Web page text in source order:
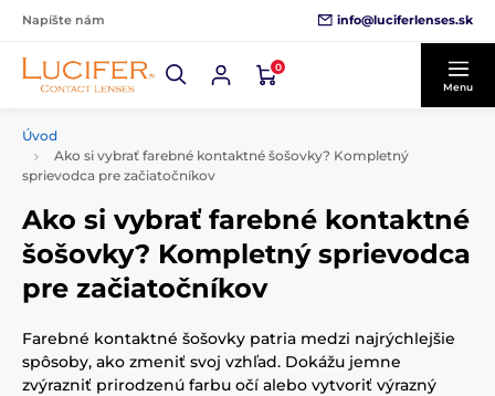
Napíšte nám info@luciferlenses.sk
0
Menu
Úvod
Ako si vybrať farebné kontaktné šošovky? Kompletný
sprievodca pre začiatočníkov
Ako si vybrať farebné kontaktné
šošovky? Kompletný sprievodca
pre začiatočníkov
Farebné kontaktné šošovky patria medzi najrýchlejšie
spôsoby, ako zmeniť svoj vzhľad. Dokážu jemne
zvýrazniť prirodzenú farbu očí alebo vytvoriť výrazný